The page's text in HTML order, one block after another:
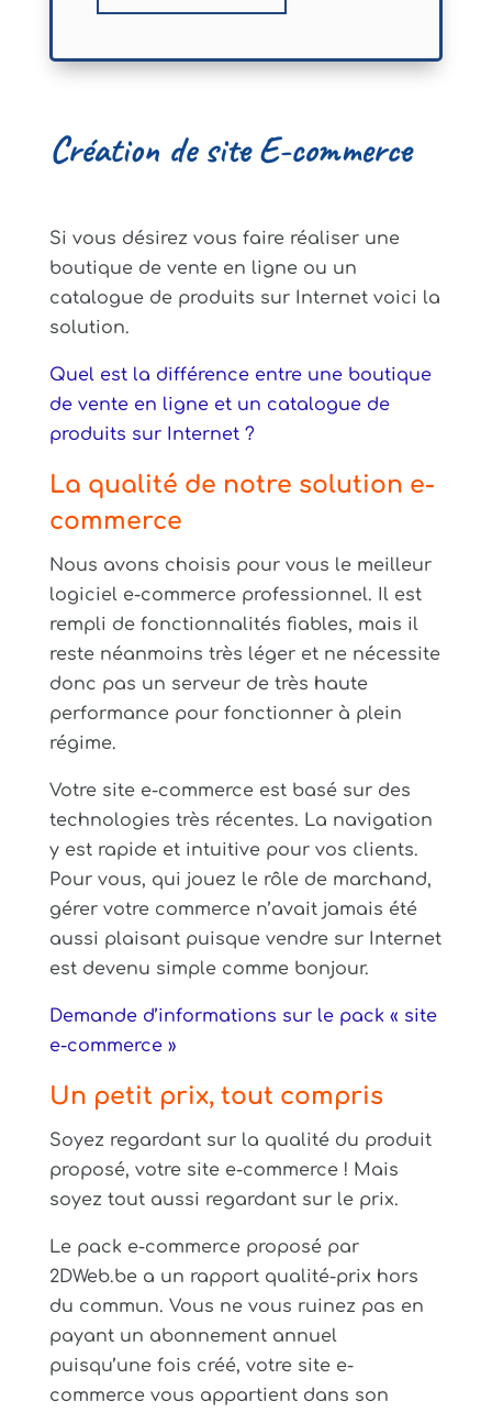
Création de site E-commerce
Si vous désirez vous faire réaliser une
boutique de vente en ligne ou un
catalogue de produits sur Internet voici la
solution.
Quel est la différence entre une boutique
de vente en ligne et un catalogue de
produits sur Internet ?
La qualité de notre solution e-
commerce
Nous avons choisis pour vous le meilleur
logiciel e-commerce professionnel. Il est
rempli de fonctionnalités fiables, mais il
reste néanmoins très léger et ne nécessite
donc pas un serveur de très haute
performance pour fonctionner à plein
régime.
Votre site e-commerce est basé sur des
technologies très récentes. La navigation
y est rapide et intuitive pour vos clients.
Pour vous, qui jouez le rôle de marchand,
gérer votre commerce n’avait jamais été
aussi plaisant puisque vendre sur Internet
est devenu simple comme bonjour.
Demande d’informations sur le pack « site
e-commerce »
Un petit prix, tout compris
Soyez regardant sur la qualité du produit
proposé, votre site e-commerce ! Mais
soyez tout aussi regardant sur le prix.
Le pack e-commerce proposé par
2DWeb.be a un rapport qualité-prix hors
du commun. Vous ne vous ruinez pas en
payant un abonnement annuel
puisqu’une fois créé, votre site e-
commerce vous appartient dans son